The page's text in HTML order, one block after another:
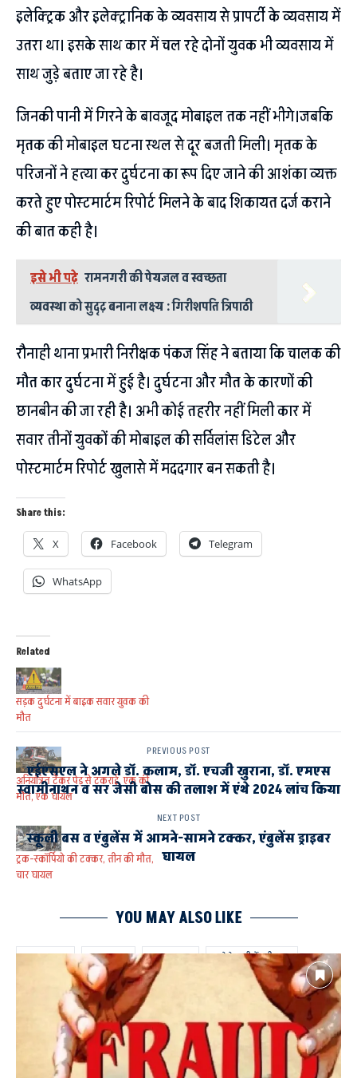
इलेक्ट्रिक और इलेक्ट्रानिक के व्यवसाय से प्रापर्टी के व्यवसाय में
उतरा था। इसके साथ कार में चल रहे दोनों युवक भी व्यवसाय में
साथ जुड़े बताए जा रहे है।
जिनकी पानी में गिरने के बावजूद मोबाइल तक नहीं भीगे।जबकि
मृतक की मोबाइल घटना स्थल से दूर बजती मिली। मृतक के
परिजनों ने हत्या कर दुर्घटना का रूप दिए जाने की आशंका व्यक्त
करते हुए पोस्टमार्टम रिपोर्ट मिलने के बाद शिकायत दर्ज कराने
की बात कही है।
इसे भी पढ़े रामनगरी की पेयजल व स्वच्छता
व्यवस्था को सुदृढ़ बनाना लक्ष्य : गिरीशपति त्रिपाठी
रौनाही थाना प्रभारी निरीक्षक पंकज सिंह ने बताया कि चालक की
मौत कार दुर्घटना में हुई है। दुर्घटना और मौत के कारणों की
छानबीन की जा रही है। अभी कोई तहरीर नहीं मिली कार में
सवार तीनों युवकों की मोबाइल की सर्विलांस डिटेल और
पोस्टमार्टम रिपोर्ट खुलासे में मददगार बन सकती है।
Share this:
X Facebook Telegram
WhatsApp
Related
सड़क दुर्घटना में बाइक सवार युवक की
मौत
अनियंत्रित टैंकर पेड़ से टकराई, एक की
मौत, एक घायल
ट्रक-स्कॉर्पियो की टक्कर, तीन की मौत,
चार घायल
ACCIDENT AYODHYA SOHAWAL गड्ढे के पानी में डूबी कार
चालक की मौत ड्योढ़ी बाजार रौनाही मार्ग
PREVIOUS POST
एईएसएल ने अगले डॉ. कलाम, डॉ. एचजी खुराना, डॉ. एमएस
स्वामीनाथन व सर जेसी बोस की तलाश में एंथे 2024 लांच किया
NEXT POST
स्कूली बस व एंबुलेंस में आमने-सामने टक्कर, एंबुलेंस ड्राइबर
घायल
YOU MAY ALSO LIKE